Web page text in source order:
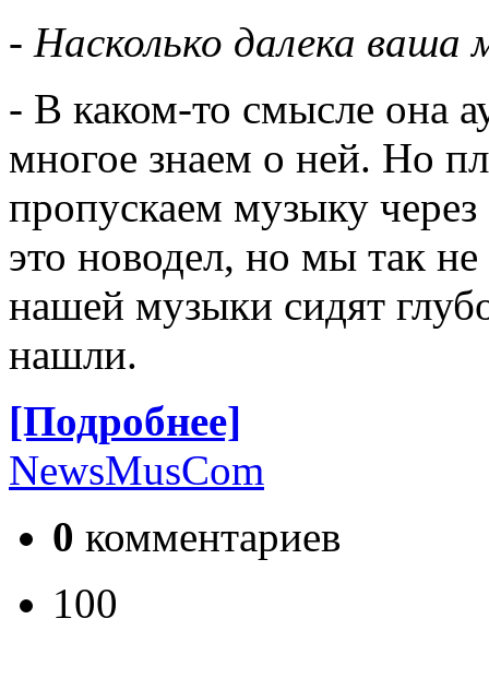
- Насколько далека
- В каком-то смысле она
многое знаем о ней. Но
пропускаем музыку через
это новодел, но мы так
нашей музыки сидят
нашли.
[Подробнее]
NewsMusCom
0 комментариев
100